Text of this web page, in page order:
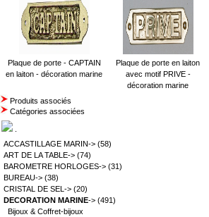
Plaque de porte - CAPTAIN
en laiton - décoration marine
Plaque de porte en laiton
avec motif PRIVE -
décoration marine
Produits associés
Catégories associées
ACCASTILLAGE MARIN-> (58)
ART DE LA TABLE-> (74)
BAROMETRE HORLOGES-> (31)
BUREAU-> (38)
CRISTAL DE SEL-> (20)
DECORATION MARINE-> (491)
Bijoux & Coffret-bijoux